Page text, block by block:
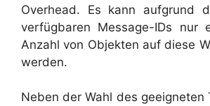
Overhead. Es kann aufgrund
verfügbaren Message-IDs nur
Anzahl von Objekten auf diese
werden.
Neben der Wahl des geeigneten